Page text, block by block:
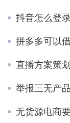
抖音怎么登录另
拼多多可以
直播方案策
举报三无产
无货源电商要